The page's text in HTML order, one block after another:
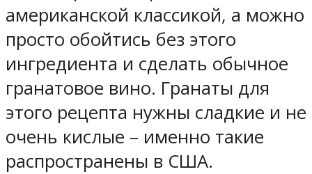
американской классикой, а можно
просто обойтись без этого
ингредиента и сделать обычное
гранатовое вино. Гранаты для
этого рецепта нужны сладкие и не
очень кислые – именно такие
распространены в США.